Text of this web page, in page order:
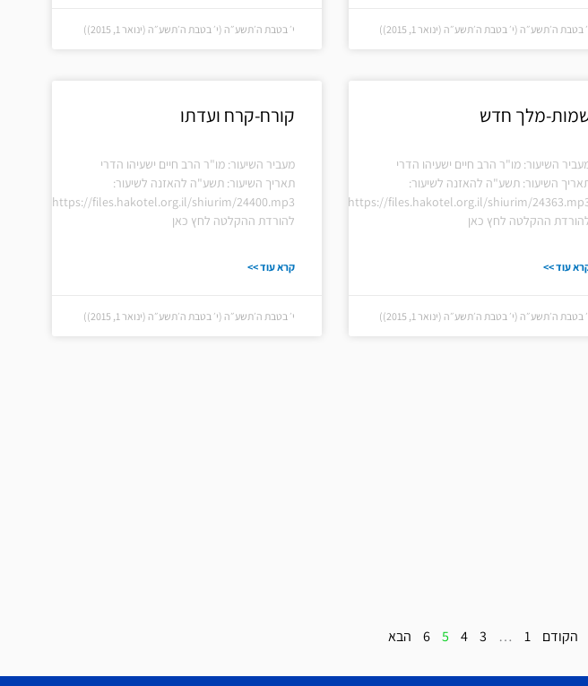
בטבת ה׳תשע״ה (י׳ בטבת ה׳תשע״ה (ינואר 1, 2015)) י׳ בטבת ה׳תשע״ה (י׳ בטבת ה׳תשע״ה (ינואר 1, 2015))
מלך חדש
השיעור: מו"ר הרב חיים ישעיהו הדרי
השיעור: תשע"ה להאזנה לשיעור:
https://files.hakotel.org.il/shiurim/
ההקלטה לחץ כאן
עוד >>
בטבת ה׳תשע״ה (י׳ בטבת ה׳תשע״ה (ינואר 1, 2015))
קורח-קרח ועדתו
מעביר השיעור: מו"ר הרב חיים ישעיהו הדרי
תאריך השיעור: תשע"ה להאזנה לשיעור:
https://files.hakotel.org.il/shiurim/24400.mp3
להורדת ההקלטה לחץ כאן
קרא עוד >>
י׳ בטבת ה׳תשע״ה (י׳ בטבת ה׳תשע״ה (ינואר 1, 2015))
הקודם 1
…
3
4
5
6 הבא